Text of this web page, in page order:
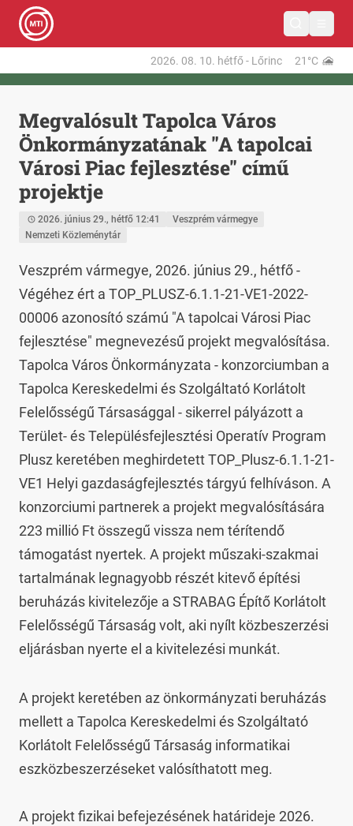
2026. 08. 10. hétfő- Lőrinc 21°C
Megvalósult Tapolca Város
Önkormányzatának "A tapolcai
Városi Piac fejlesztése" című
projektje
2026. június 29., hétfő 12:41
Veszprém vármegye
Nemzeti Közleménytár
Veszprém vármegye, 2026. június 29., hétfő -
Végéhez ért a TOP_PLUSZ-6.1.1-21-VE1-2022-
00006 azonosító számú "A tapolcai Városi Piac
fejlesztése" megnevezésű projekt megvalósítása.
Tapolca Város Önkormányzata - konzorciumban a
Tapolca Kereskedelmi és Szolgáltató Korlátolt
Felelősségű Társasággal - sikerrel pályázott a
Terület- és Településfejlesztési Operatív Program
Plusz keretében meghirdetett TOP_Plusz-6.1.1-21-
VE1 Helyi gazdaságfejlesztés tárgyú felhíváson. A
konzorciumi partnerek a projekt megvalósítására
223 millió Ft összegű vissza nem térítendő
támogatást nyertek. A projekt műszaki-szakmai
tartalmának legnagyobb részét kitevő építési
beruházás kivitelezője a STRABAG Építő Korlátolt
Felelősségű Társaság volt, aki nyílt közbeszerzési
eljárásban nyerte el a kivitelezési munkát.
A projekt keretében az önkormányzati beruházás
mellett a Tapolca Kereskedelmi és Szolgáltató
Korlátolt Felelősségű Társaság informatikai
eszközbeszerzéseket valósíthatott meg.
A projekt fizikai befejezésének határideje 2026.